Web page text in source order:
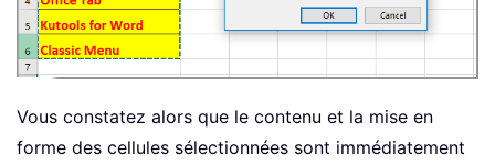
Vous constatez alors que le contenu et la mise en
forme des cellules sélectionnées sont immédiatement